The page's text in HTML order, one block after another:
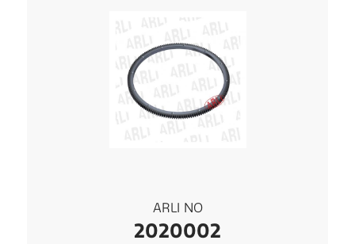
ARLI NO
2020002